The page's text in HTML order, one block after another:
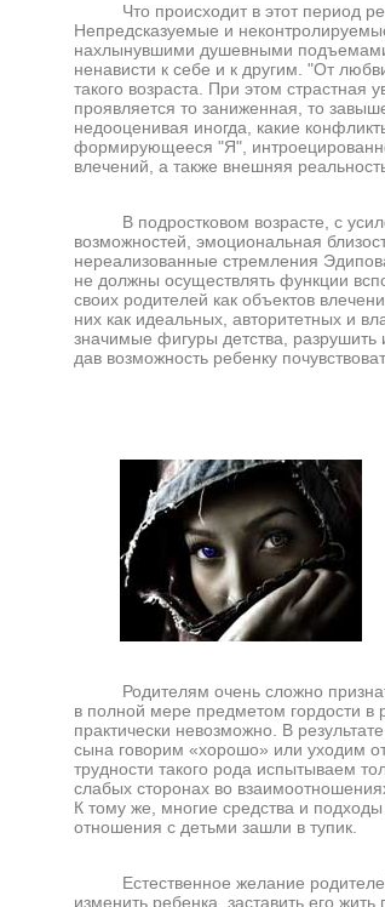
Что происходит в этот период
Непредсказуемые и
нахлынувшими душевными подъемами
ненависти к себе и к другим. "От
такого возраста. При этом
проявляется то заниженная, то
недооценивая иногда, какие
формирующееся "Я",
влечений, а также внешняя
В подростковом возрасте, с
возможностей, эмоциональная
нереализованные стремления
не должны осуществлять функции
своих родителей как объектов
них как идеальных, авторитетных и
значимые фигуры детства, разрушить
дав возможность ребенку
Глава
Родителям очень сложно
в полной мере предметом гордости в
практически невозможно. В
сына говорим «хорошо» или уходим
трудности такого рода испытываем
слабых сторонах во
К тому же, многие средства и
отношения с детьми зашли в тупик.
Естественное желание родителей
изменить ребенка, заставить его